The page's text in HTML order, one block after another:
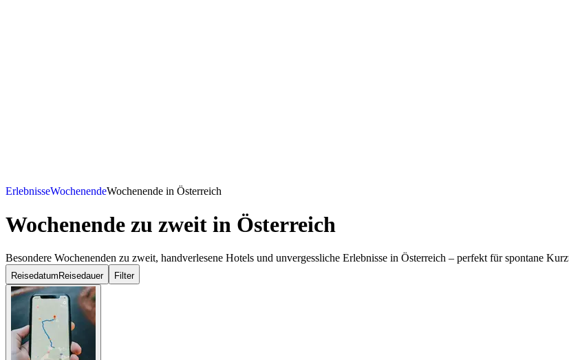
ErlebnisseWochenendeWochenende in Österreich
Wochenende zu zweit in Österreich
Besondere Wochenenden zu zweit, handverlesene Hotels und unvergessliche Erlebnisse in Österreich – perfekt für spontane
Reisedatum Reisedauer Filter